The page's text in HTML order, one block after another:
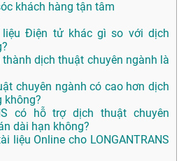
khách hàng tận tâm
Điện tử khác gì so với dịch
dịch thuật chuyên ngành là
chuyên ngành có cao hơn dịch
không?
có hỗ trợ dịch thuật chuyên
dài hạn không?
liệu Online cho LONGANTRANS